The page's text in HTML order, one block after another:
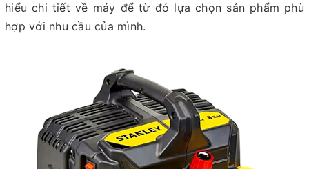
hiểu chi tiết về máy để từ đó lựa chọn sản phẩm phù
hợp với nhu cầu của mình.